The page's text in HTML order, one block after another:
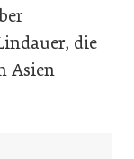
die
Asien